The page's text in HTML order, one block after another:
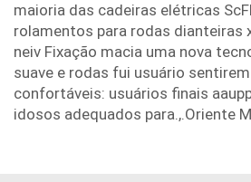
maioria das cadeiras elétricas
rolamentos para rodas dianteiras
neiv Fixação macia uma nova
suave e rodas fui usuário
confortáveis: usuários finais
idosos adequados para.,.Oriente